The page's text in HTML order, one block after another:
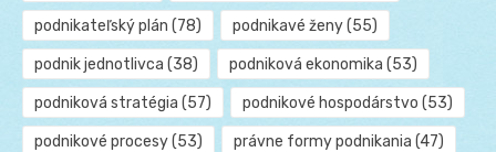
podnikateľský plán (78) podnikavé ženy(55)
podnik jednotlivca (38) podniková ekonomika (53)
podniková stratégia (57) podnikové hospodárstvo (53)
podnikové procesy(53) právne formy podnikania (47)